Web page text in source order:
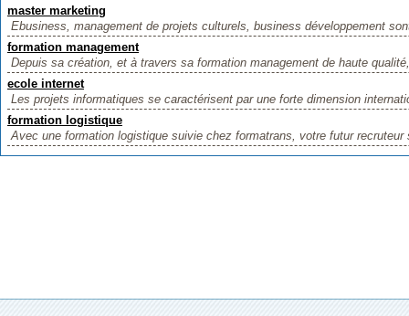
master marketing
Ebusiness, management de projets culturels, business développement
formation management
Depuis sa création, et à travers sa formation management de haute
ecole internet
Les projets informatiques se caractérisent par une forte dimension
formation logistique
Avec une formation logistique suivie chez formatrans, votre futur recruteur